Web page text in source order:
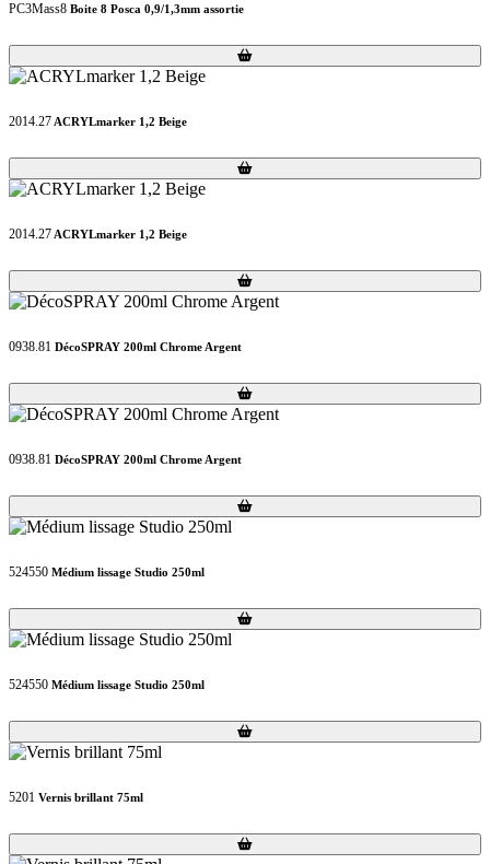
PC3Mass8 Boite 8 Posca 0,9/1,3mm assortie
Loading...
Loading...
2014.27 ACRYLmarker 1,2 Beige
Loading...
Loading...
2014.27 ACRYLmarker 1,2 Beige
Loading...
Loading...
0938.81 DécoSPRAY 200ml Chrome Argent
Loading...
Loading...
0938.81 DécoSPRAY 200ml Chrome Argent
Loading...
Loading...
524550 Médium lissage Studio 250ml
Loading...
Loading...
524550 Médium lissage Studio 250ml
Loading...
Loading...
5201 Vernis brillant 75ml
Loading...
Loading...